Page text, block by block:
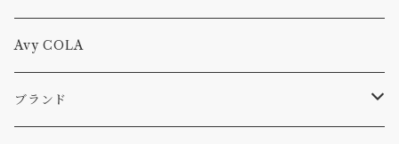
Tシャツ
キャップ、ニット
Avy COLA
ブランド